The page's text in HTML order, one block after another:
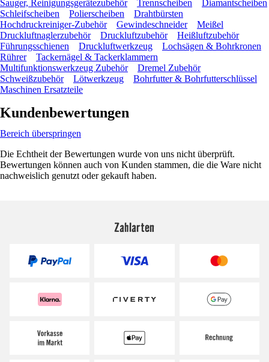
Sauger, Reinigungsgerätezubehör Trennscheiben
Diamantscheiben
Schleifscheiben
Polierscheiben
Drahtbürsten
Hochdruckreiniger-Zubehör
Gewindeschneider
Meißel
Druckluftnaglerzubehör
Druckluftzubehör
Heißluftzubehör
Führungsschienen
Druckluftwerkzeug
Lochsägen & Bohrkronen
Rührer
Tackernägel & Tackerklammern
Multifunktionswerkzeug Zubehör
Dremel Zubehör
Schweißzubehör
Lötwerkzeug
Bohrfutter & Bohrfutterschlüssel
Maschinen Ersatzteile
Kundenbewertungen
Bereich überspringen
Die Echtheit der Bewertungen wurde von uns nicht überprüft.
Bewertungen können auch von Kunden stammen, die die Ware nicht
nachweislich genutzt oder gekauft haben.
Zahlarten